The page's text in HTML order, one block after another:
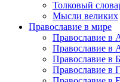
Толковый
Мысли великих
Православие в мире
Православие в
Православие в
Православие в
Православие в